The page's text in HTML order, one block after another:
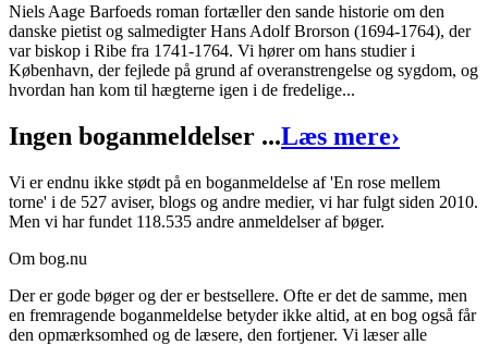
Udgivet: 21. juli 2019
Niels Aage Barfoeds roman fortæller den sande historie om den
danske pietist og salmedigter Hans Adolf Brorson (1694-1764), der
var biskop i Ribe fra 1741-1764. Vi hører om hans studier i
København, der fejlede på grund af overanstrengelse og sygdom, og
hvordan han kom til hægterne igen i de fredelige...
Ingen boganmeldelser ...Læs mere›
Vi er endnu ikke stødt på en boganmeldelse af 'En rose mellem
torne' i de 527 aviser, blogs og andre medier, vi har fulgt siden 2010.
Men vi har fundet 118.535 andre anmeldelser af bøger.
Om bog.nu
Der er gode bøger og der er bestsellere. Ofte er det de samme, men
en fremragende boganmeldelse betyder ikke altid, at en bog også får
den opmærksomhed og de læsere, den fortjener. Vi læser alle